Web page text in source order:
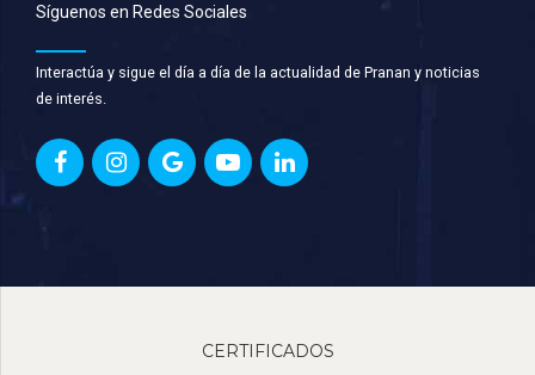
Síguenos en Redes Sociales
Interactúa y sigue el día a día de la actualidad de Pranan y noticias
de interés.
CERTIFICADOS